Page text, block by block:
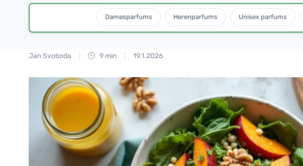
Damesparfums Herenparfums Unisex parfums
Jan Svoboda 9 min 19.1.2026